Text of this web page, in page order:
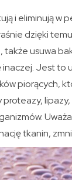
i eliminują w
dzięki
także usuwa
Jest to
piorących,
tkanin,